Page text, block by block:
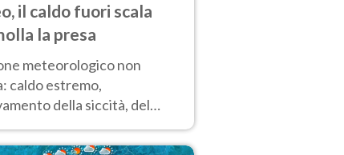
il caldo fuori scala
la presa
meteorologico non
caldo estremo,
della siccità, del
Nessun cambiamento fino